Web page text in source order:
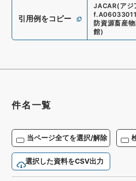
引用例をコピー
JACAR(アジ
f.
防資源畜産
館)
件名一覧
当ページ全てを選択/解除
選択した資料をCSV出力